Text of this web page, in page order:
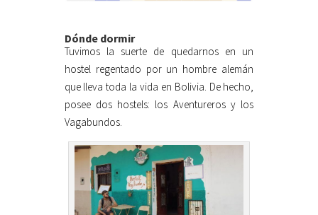
Dónde dormir
Tuvimos la suerte de quedarnos en un
hostel regentado por un hombre alemán
que lleva toda la vida en Bolivia. De hecho,
posee dos hostels: los Aventureros y los
Vagabundos.